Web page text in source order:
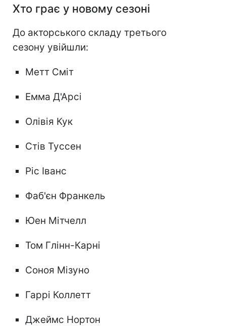
Хто грає у новому сезоні
До акторського складу третього
сезону увійшли:
Метт Сміт
Емма Д'Арсі
Олівія Кук
Стів Туссен
Ріс Іванс
Фаб'єн Франкель
Юен Мітчелл
Том Глінн-Карні
Соноя Мізуно
Гаррі Коллетт
Джеймс Нортон